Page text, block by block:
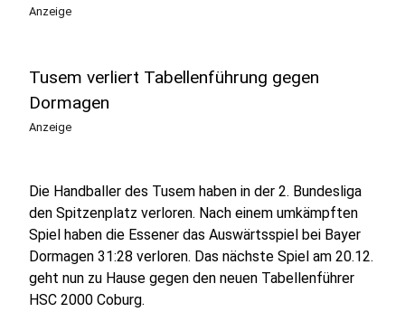
Anzeige
Tusem verliert Tabellenführung gegen
Dormagen
Anzeige
Die Handballer des Tusem haben in der 2. Bundesliga
den Spitzenplatz verloren. Nach einem umkämpften
Spiel haben die Essener das Auswärtsspiel bei Bayer
Dormagen 31:28 verloren. Das nächste Spiel am 20.12.
geht nun zu Hause gegen den neuen Tabellenführer
HSC 2000 Coburg.